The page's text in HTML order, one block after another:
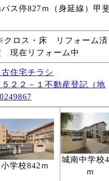
バス停827ｍ（身延線）甲
ロス・床 リフォーム済
現在リフォーム中
住宅チラシ
２２－１不動産登記（地
学校842ｍ
城南中学校
ｍ